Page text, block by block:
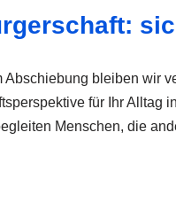
bleiben wir
für Ihr Alltag
Menschen, die